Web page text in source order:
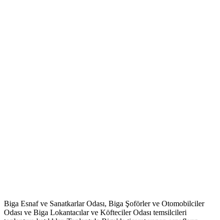
Biga Esnaf ve Sanatkarlar Odası, Biga Şoförler ve Otomobilciler
Odası ve Biga Lokantacılar ve Köfteciler Odası temsilcileri